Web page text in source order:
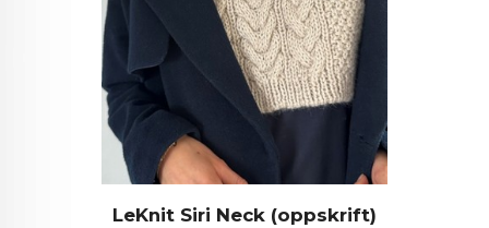
LeKnit Siri Neck (oppskrift)